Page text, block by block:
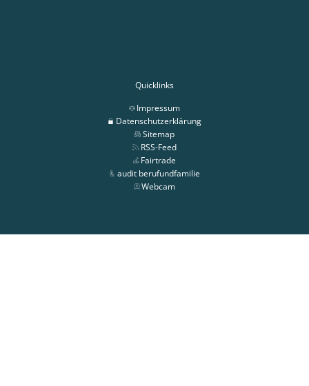
Quicklinks
Impressum
Datenschutzerklärung
Sitemap
RSS-Feed
Fairtrade
audit berufundfamilie
Webcam